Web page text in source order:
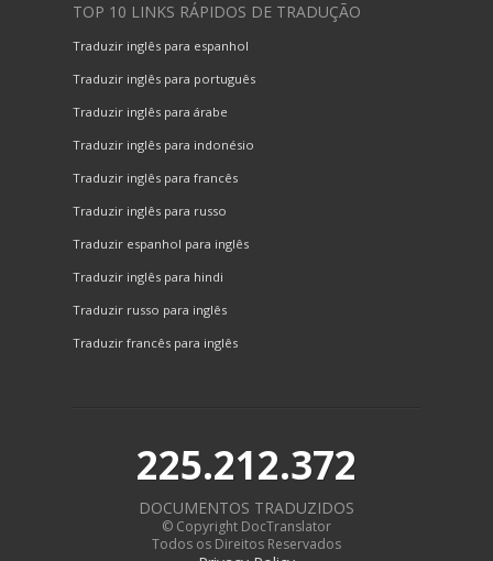
TOP 10 LINKS RÁPIDOS DE TRADUÇÃO
Traduzir inglês para espanhol
Traduzir inglês para português
Traduzir inglês para árabe
Traduzir inglês para indonésio
Traduzir inglês para francês
Traduzir inglês para russo
Traduzir espanhol para inglês
Traduzir inglês para hindi
Traduzir russo para inglês
Traduzir francês para inglês
225.212.372
DOCUMENTOS TRADUZIDOS
© Copyright DocTranslator
Todos os Direitos Reservados